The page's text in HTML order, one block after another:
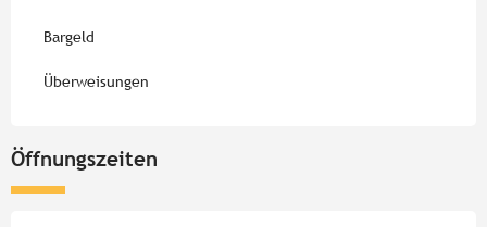
Bargeld
Überweisungen
Öffnungszeiten